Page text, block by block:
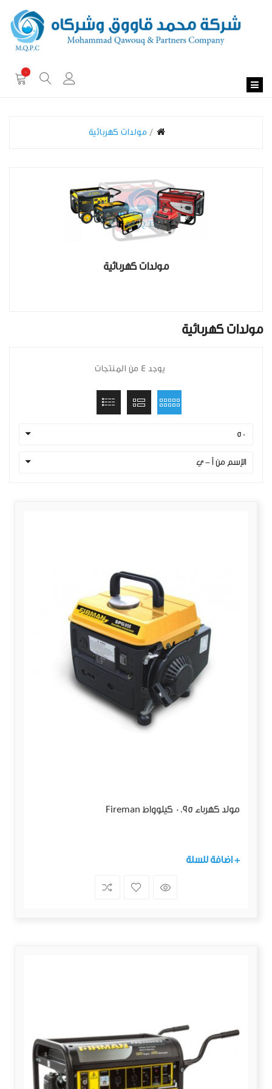
0
مولدات كهربائية
مولدات كهربائية
مولدات كهربائية
يوجد 4 من المنتجات
50
الإسم من أ - ي
مولد كهرباء 0.95 كيلوواط Fireman
+ اضافة للسلة